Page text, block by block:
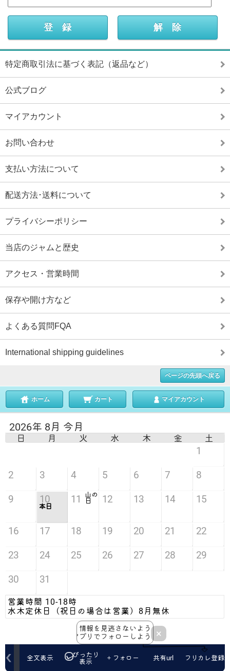
特定商取引法に基づく表記（返品など）
公式ブログ
マイアカウント
お問い合わせ
支払い方法について
配送方法･送料について
プライバシーポリシー
当店のジャムと歴史
アクセス・営業時間
保存や開け方など
よくある質問FQA
International shipping guidelines
ページの先頭へ戻る
ホーム カート マイアカウント